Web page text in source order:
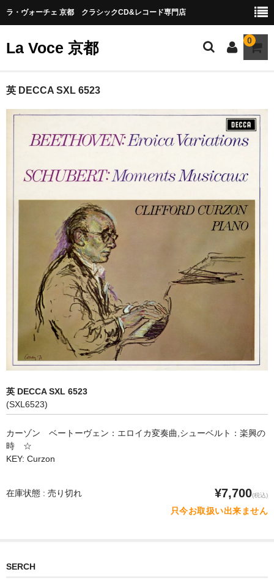
ラ・ヴォーチェ 京都 クラシックCD&レコード専門店
La Voce 京都 0
CATALOG LP
New arrival
交響曲・管弦楽曲
合唱
オペラ
歌曲
CD&BOOK
PICK UP
ORDER
CONTACT
英 DECCA SXL 6523
英 DECCA SXL 6523
(SXL6523)
カーゾン ベートーヴェン：エロイカ変奏曲,シューベルト：楽興の
時 ☆
KEY: Curzon
在庫状態 : 売り切れ ¥7,700(税込)
只今お取扱い出来ません
SERCH